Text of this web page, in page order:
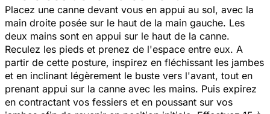
Placez une canne devant vous en appui au sol, avec la
main droite posée sur le haut de la main gauche. Les
deux mains sont en appui sur le haut de la canne.
Reculez les pieds et prenez de l'espace entre eux. A
partir de cette posture, inspirez en fléchissant les jambes
et en inclinant légèrement le buste vers l'avant, tout en
prenant appui sur la canne avec les mains. Puis expirez
en contractant vos fessiers et en poussant sur vos